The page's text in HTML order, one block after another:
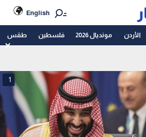
English
الأردن مونديال 2026 فلسطين طقس
1